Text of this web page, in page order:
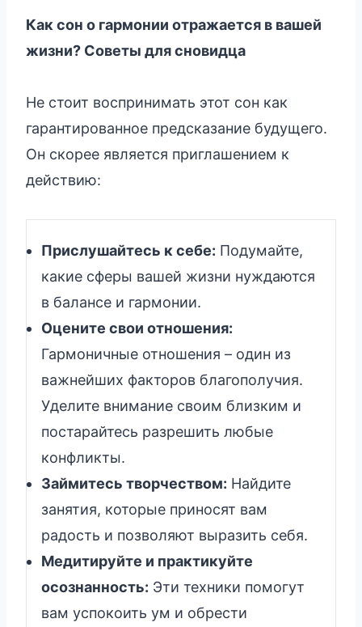
Как сон о гармонии отражается в вашей
жизни? Советы для сновидца
Не стоит воспринимать этот сон как
гарантированное предсказание будущего.
Он скорее является приглашением к
действию:
Прислушайтесь к себе: Подумайте,
какие сферы вашей жизни нуждаются
в балансе и гармонии.
Оцените свои отношения:
Гармоничные отношения – один из
важнейших факторов благополучия.
Уделите внимание своим близким и
постарайтесь разрешить любые
конфликты.
Займитесь творчеством: Найдите
занятия, которые приносят вам
радость и позволяют выразить себя.
Медитируйте и практикуйте
осознанность: Эти техники помогут
вам успокоить ум и обрести